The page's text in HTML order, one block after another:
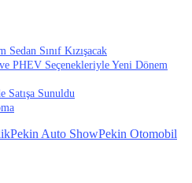
Sınıf Kızışacak
PHEV Seçenekleriyle Yeni Dönem
Satışa Sunuldu
Pekin Auto ShowPekin Otomobil